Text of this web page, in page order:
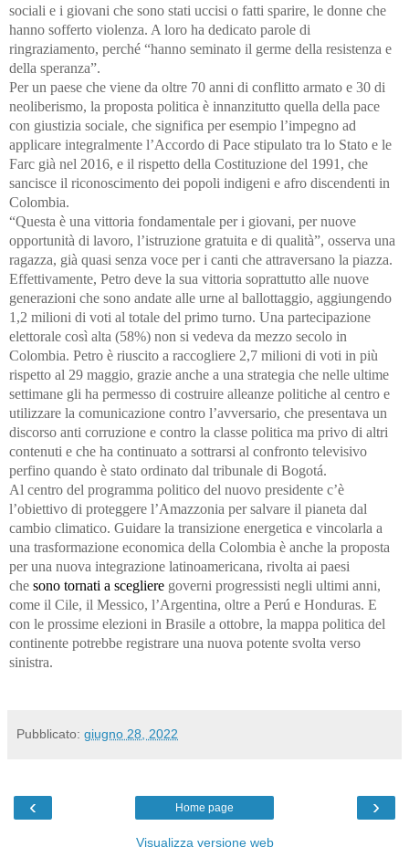
sociali e i giovani che sono stati uccisi o fatti sparire, le donne che
hanno sofferto violenza. A loro ha dedicato parole di
ringraziamento, perché “hanno seminato il germe della resistenza e
della speranza”.
Per un paese che viene da oltre 70 anni di conflitto armato e 30 di
neoliberismo, la proposta politica è innanzitutto quella della pace
con giustizia sociale, che significa per esempio l’impegno ad
applicare integralmente l’Accordo di Pace stipulato tra lo Stato e le
Farc già nel 2016, e il rispetto della Costituzione del 1991, che
sancisce il riconoscimento dei popoli indigeni e afro discendenti in
Colombia.
“Questa è una vittoria fondamentale per i giovani, per nuove
opportunità di lavoro, l’istruzione gratuita e di qualità”, osserva una
ragazza, già quasi senza voce per i canti che attraversano la piazza.
Effettivamente, Petro deve la sua vittoria soprattutto alle nuove
generazioni che sono andate alle urne al ballottaggio, aggiungendo
1,2 milioni di voti al totale del primo turno. Una partecipazione
elettorale così alta (58%) non si vedeva da mezzo secolo in
Colombia. Petro è riuscito a raccogliere 2,7 milioni di voti in più
rispetto al 29 maggio, grazie anche a una strategia che nelle ultime
settimane gli ha permesso di costruire alleanze politiche al centro e
utilizzare la comunicazione contro l’avversario, che presentava un
discorso anti corruzione e contro la classe politica ma privo di altri
contenuti e che ha continuato a sottrarsi al confronto televisivo
perfino quando è stato ordinato dal tribunale di Bogotá.
Al centro del programma politico del nuovo presidente c’è
l’obiettivo di proteggere l’Amazzonia per salvare il pianeta dal
cambio climatico. Guidare la transizione energetica e vincolarla a
una trasformazione economica della Colombia è anche la proposta
per una nuova integrazione latinoamericana, rivolta ai paesi
che sono tornati a scegliere governi progressisti negli ultimi anni,
come il Cile, il Messico, l’Argentina, oltre a Perú e Honduras. E
con le prossime elezioni in Brasile a ottobre, la mappa politica del
continente potrebbe registrare una nuova potente svolta verso
sinistra.
Pubblicato: giugno 28, 2022
‹ ›
Home page
Visualizza versione web